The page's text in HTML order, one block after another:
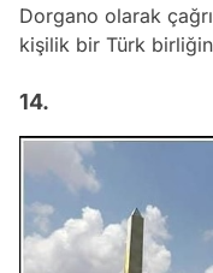
Dorgano olarak
kişilik bir Türk
14.